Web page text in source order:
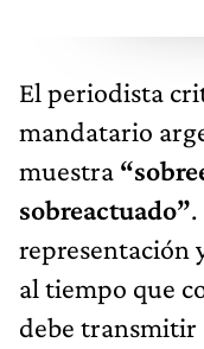
El periodista
mandatario
muestra
sobreactuado”
representación
al tiempo que
debe transmitir